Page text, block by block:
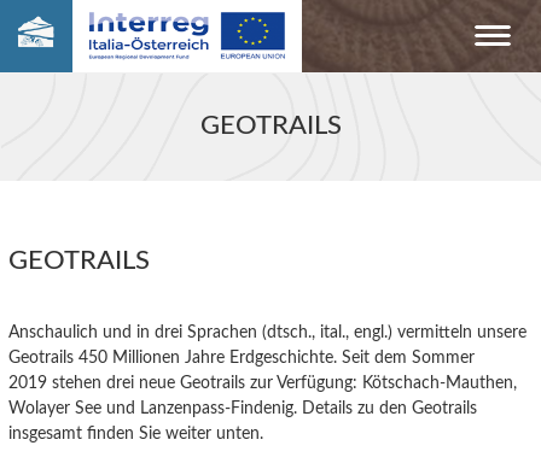
GEOTRAILS
GEOTRAILS
Anschaulich und in drei Sprachen (dtsch., ital., engl.) vermitteln unsere
Geotrails 450 Millionen Jahre Erdgeschichte. Seit dem Sommer
2019 stehen drei neue Geotrails zur Verfügung: Kötschach-Mauthen,
Wolayer See und Lanzenpass-Findenig. Details zu den Geotrails
insgesamt finden Sie weiter unten.